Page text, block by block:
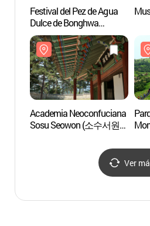
Festival del Pez de Agua
Dulce de Bonghwa
(봉화은어축제)
Academia Neoconfuciana
Sosu Seowon (소수서원)
Humanidad de la Unesco]
(소
Ver